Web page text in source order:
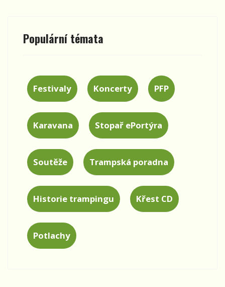
Populární témata
Festivaly Koncerty PFP
Karavana Stopař ePortýra
Soutěže Trampská poradna
Historie trampingu Křest CD
Potlachy